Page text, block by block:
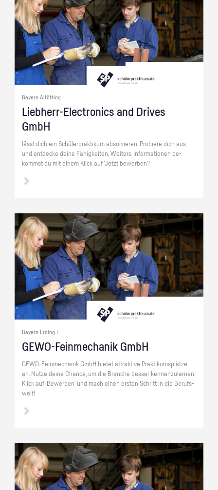
Bayern Altötting |
Lieb­herr-Elec­tro­nics and Dri­ves
GmbH
lässt dich ein Schü­ler­prak­ti­kum ab­sol­vie­ren. Pro­bie­re dich aus
und ent­de­cke deine Fä­hig­kei­ten. Wei­te­re In­for­ma­tio­nen be­
kommst du mit einem Klick auf 'Jetzt be­wer­ben'!
Bayern Erding |
GE­WO-Fein­me­cha­nik GmbH
GE­WO-Fein­me­cha­nik GmbH bie­tet at­trak­ti­ve Prak­ti­kums­plät­ze
an. Nutze deine Chan­ce, um die Bran­che bes­ser ken­nen­zu­ler­nen.
Klick auf 'Be­wer­ben' und mach einen ers­ten Schritt in die Be­rufs­
welt!